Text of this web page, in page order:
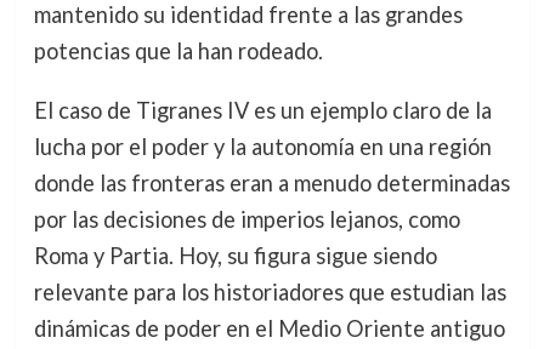
mantenido su identidad frente a las grandes
potencias que la han rodeado.
El caso de Tigranes IV es un ejemplo claro de la
lucha por el poder y la autonomía en una región
donde las fronteras eran a menudo determinadas
por las decisiones de imperios lejanos, como
Roma y Partia. Hoy, su figura sigue siendo
relevante para los historiadores que estudian las
dinámicas de poder en el Medio Oriente antiguo